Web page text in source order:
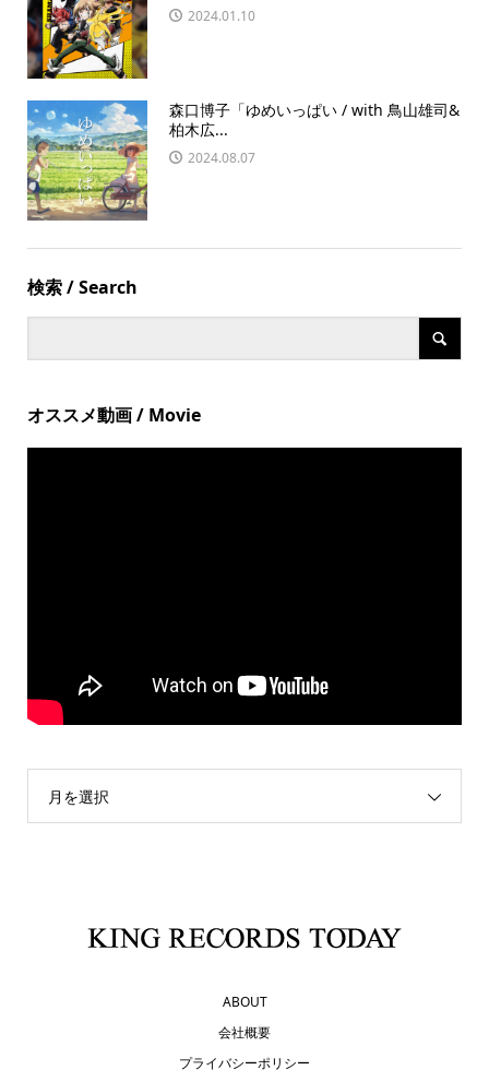
2024.01.10
森口博子「ゆめいっぱい / with 鳥山雄司&
柏木広...
2024.08.07
検索 / Search
オススメ動画 / Movie
月を選択
ABOUT
会社概要
プライバシーポリシー